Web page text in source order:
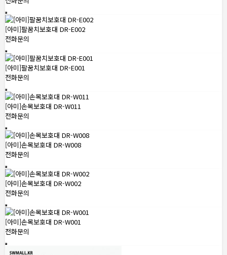
[아미]팔꿈치보호대 DR-E002
전화문의
[아미]팔꿈치보호대 DR-E001
전화문의
[아미]손목보호대 DR-W011
전화문의
[아미]손목보호대 DR-W008
전화문의
[아미]손목보호대 DR-W002
전화문의
[아미]손목보호대 DR-W001
전화문의